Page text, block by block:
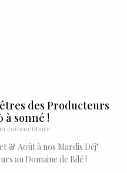
des Producteurs
à sonné !
commentaire
& Août à nos Mardis Déj’
au Domaine de Bilé !